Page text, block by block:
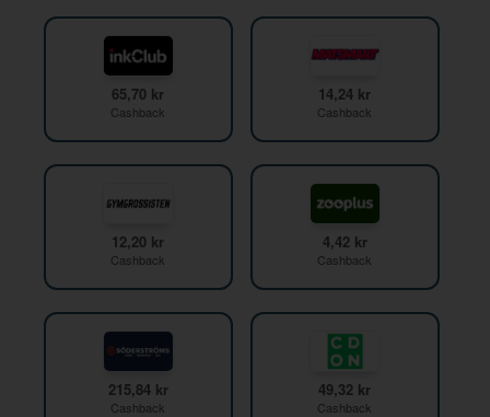
65,70 kr
Cashback
14,24 kr
Cashback
12,20 kr
Cashback
4,42 kr
Cashback
215,84 kr
Cashback
49,32 kr
Cashback